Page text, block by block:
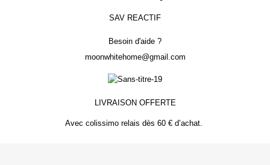
SAV REACTIF
Besoin d'aide ?
moonwhitehome@gmail.com
LIVRAISON OFFERTE
Avec colissimo relais dès 60 € d’achat.